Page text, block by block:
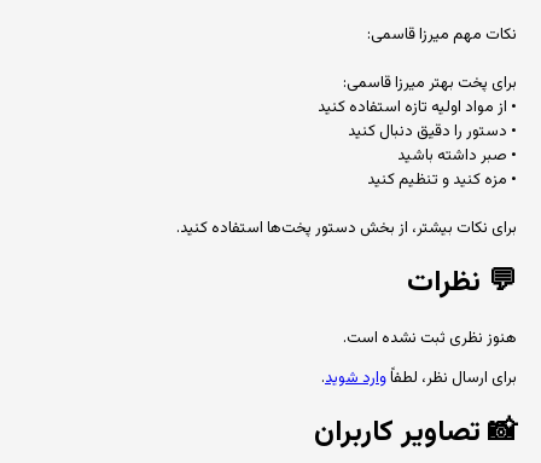
نکات مهم میرزا قاسمی:
برای پخت بهتر میرزا قاسمی:
• از مواد اولیه تازه استفاده کنید
• دستور را دقیق دنبال کنید
• صبر داشته باشید
• مزه کنید و تنظیم کنید
برای نکات بیشتر، از بخش دستور پخت‌ها استفاده کنید.
💬 نظرات
هنوز نظری ثبت نشده است.
برای ارسال نظر، لطفاًوارد شوید.
📸تصاویر کاربران